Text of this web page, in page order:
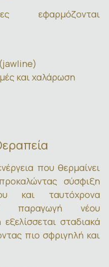
εφαρμόζονται
και χαλάρωση
που θερμαίνει
σύσφιξη
και ταυτόχρονα
παραγωγή νέου
σταδιακά
πιο σφριγηλή και